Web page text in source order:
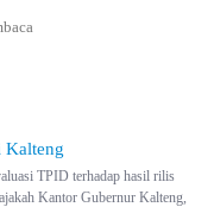
TPID terhadap hasil rilis
Kantor Gubernur Kalteng,